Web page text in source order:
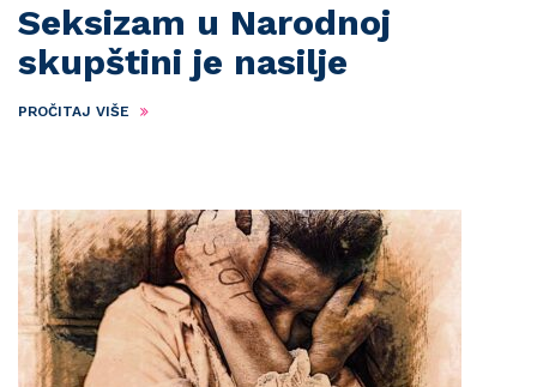
Seksizam u Narodnoj
skupštini je nasilje
PROČITAJ VIŠE